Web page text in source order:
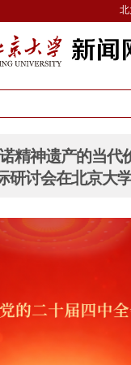
精神遗产的当代
研讨会在北京大